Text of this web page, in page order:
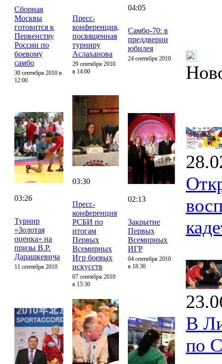
Сборная
Москвы
готовится к
Первенству
России по
боевому
самбо
30 сентября 2010 в
12:00
Пресс-
конференция,
посвященная
турниру
Аслаханова
29 сентября 2010
в 14:00
04:05
Самбо-70: в
преддверии
юбилея
24 сентября 2010
03:26
Турнир
«Золотая
оценка» на
призы В.Р.
Дарашкевича
11 сентября 2010
03:30
Пресс-
конференция
РСБИ по
итогам
Первых
Всемирных
Игр боевых
искусств
07 сентября 2010
в 15:30
02:13
Закрытие
Первых
Всемирных
ИГР
04 сентября 2010
в 18:30
В
по